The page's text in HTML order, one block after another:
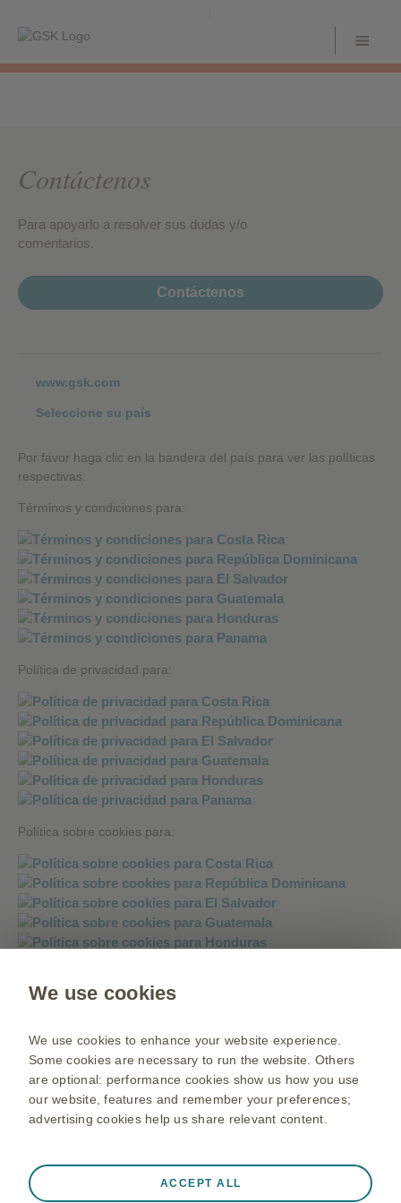
Contáctenos
Para apoyarlo a resolver sus dudas y/o
comentarios.
Contáctenos
www.gsk.com
Seleccione su país
Por favor haga clic en la bandera del país para ver las políticas
respectivas.
Términos y condiciones para:
Política de privacidad para:
Política sobre cookies para:
Política sobre mensajería instantánea:
We use cookies
We use cookies to enhance your website experience.
Some cookies are necessary to run the website. Others
are optional: performance cookies show us how you use
our website, features and remember your preferences;
advertising cookies help us share relevant content.
❮
ACCEPT ALL